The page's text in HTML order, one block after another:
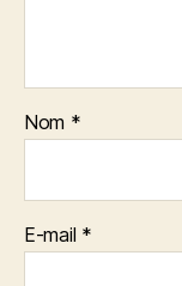
Nom *
E-mail *